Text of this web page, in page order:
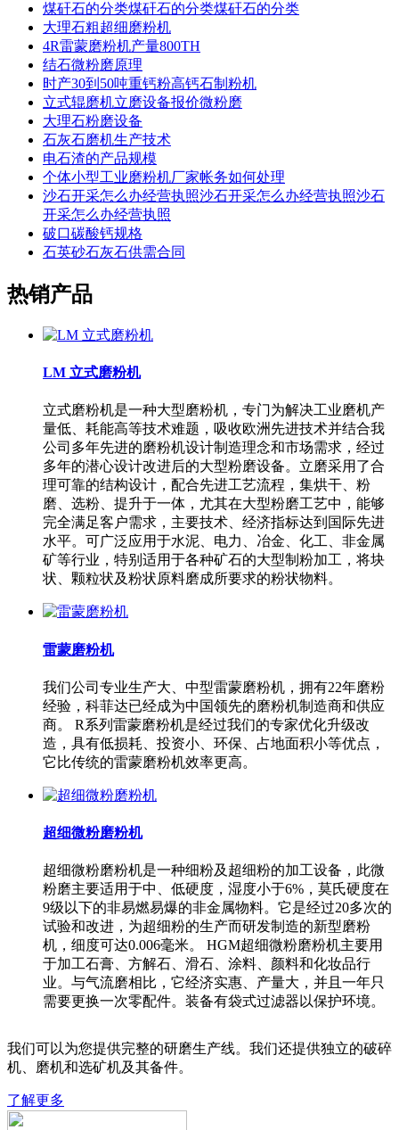
煤矸石的分类煤矸石的分类煤矸石的分类
大理石粗超细磨粉机
4R雷蒙磨粉机产量800TH
结石微粉磨原理
时产30到50吨重钙粉高钙石制粉机
立式辊磨机立磨设备报价微粉磨
大理石粉磨设备
石灰石磨机生产技术
电石渣的产品规模
个体小型工业磨粉机厂家帐务如何处理
沙石开采怎么办经营执照沙石开采怎么办经营执照沙石
开采怎么办经营执照
破口碳酸钙规格
石英砂石灰石供需合同
热销产品
LM 立式磨粉机
立式磨粉机是一种大型磨粉机，专门为解决工业磨机产
量低、耗能高等技术难题，吸收欧洲先进技术并结合我
公司多年先进的磨粉机设计制造理念和市场需求，经过
多年的潜心设计改进后的大型粉磨设备。立磨采用了合
理可靠的结构设计，配合先进工艺流程，集烘干、粉
磨、选粉、提升于一体，尤其在大型粉磨工艺中，能够
完全满足客户需求，主要技术、经济指标达到国际先进
水平。可广泛应用于水泥、电力、冶金、化工、非金属
矿等行业，特别适用于各种矿石的大型制粉加工，将块
状、颗粒状及粉状原料磨成所要求的粉状物料。
雷蒙磨粉机
我们公司专业生产大、中型雷蒙磨粉机，拥有22年磨粉
经验，科菲达已经成为中国领先的磨粉机制造商和供应
商。 R系列雷蒙磨粉机是经过我们的专家优化升级改
造，具有低损耗、投资小、环保、占地面积小等优点，
它比传统的雷蒙磨粉机效率更高。
超细微粉磨粉机
超细微粉磨粉机是一种细粉及超细粉的加工设备，此微
粉磨主要适用于中、低硬度，湿度小于6%，莫氏硬度在
9级以下的非易燃易爆的非金属物料。它是经过20多次的
试验和改进，为超细粉的生产而研发制造的新型磨粉
机，细度可达0.006毫米。 HGM超细微粉磨粉机主要用
于加工石膏、方解石、滑石、涂料、颜料和化妆品行
业。与气流磨相比，它经济实惠、产量大，并且一年只
需要更换一次零配件。装备有袋式过滤器以保护环境。
我们可以为您提供完整的研磨生产线。我们还提供独立的破碎
机、磨机和选矿机及其备件。
了解更多